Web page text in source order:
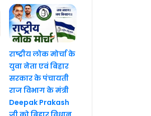
राष्ट्रीय लोक मोर्चा के
युवा नेता एवं बिहार
सरकार के पंचायती
राज विभाग के मंत्री
Deepak Prakash